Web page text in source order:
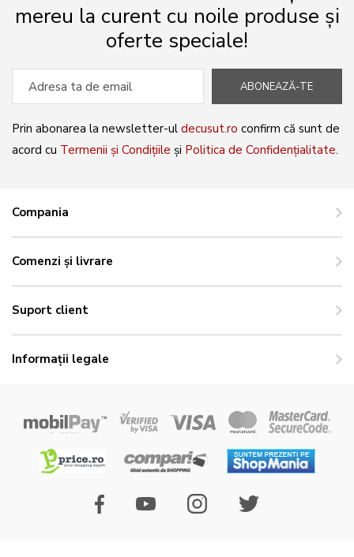
mereu la curent cu noile produse și
oferte speciale!
ABONEAZĂ-TE
Prin abonarea la newsletter-ul decusut.ro confirm că sunt de
acord cu Termenii și Condițiile și Politica de Confidențialitate.
Compania
Comenzi și livrare
Suport client
Informații legale